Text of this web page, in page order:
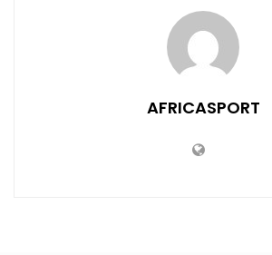
AFRICASPORT